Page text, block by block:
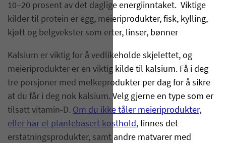
10–20 prosent av det daglige energiinntaket. Viktige
kilder til protein er egg, meieriprodukter, fisk, kylling,
kjøtt og belgvekster som erter, linser, bønner
Kalsium er viktig for å vedlikeholde skjelettet, og
meieriprodukter er en viktig kilde til kalsium. Få i deg
tre porsjoner med melkeprodukter per dag for å sikre
at du får i deg nok kalsium. Velg gjerne en type som er
tilsatt vitamin-D. Om du ikke tåler meieriprodukter,
eller har et plantebasert kosthold, finnes det
erstatningsprodukter, samt andre matvarer med